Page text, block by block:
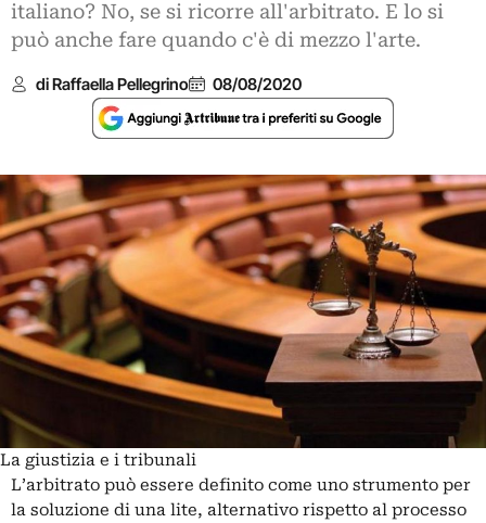
italiano? No, se si ricorre all'arbitrato. E lo si
può anche fare quando c'è di mezzo l'arte.
di Raffaella Pellegrino 08/08/2020
La giustizia e i tribunali
L’arbitrato può essere definito come uno strumento per
la soluzione di una lite, alternativo rispetto al processo